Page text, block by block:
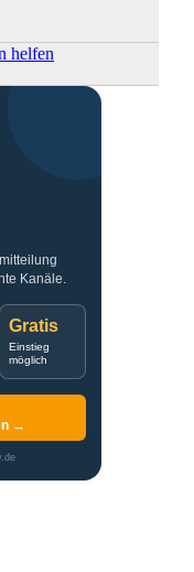
helfen
Kanäle.
Gratis
Einstieg
möglich
→